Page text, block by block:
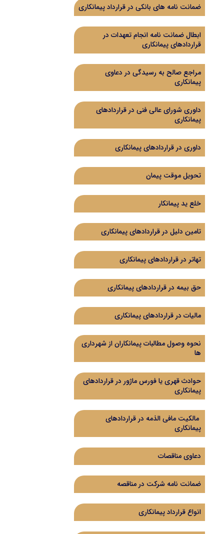
ضمانت نامه های بانکی در قرارداد پیمانکاری
ابطال ضمانت نامه انجام تعهدات در
قراردادهای پیمانکاری
مراجع صالح به رسیدگی در دعاوی
پیمانکاری
داوری شورای عالی فنی در قراردادهای
پیمانکاری
داوری در قراردادهای پیمانکاری
تحویل موقت پیمان
خلع ید پیمانکار
تامین دلیل در قراردادهای پیمانکاری
تهاتر در قراردادهای پیمانکاری
حق بیمه در قراردادهای پیمانکاری
مالیات در قراردادهای پیمانکاری
نحوه وصول مطالبات پیمانکاران از شهرداری
ها
حوادث قهری یا فورس ماژور در قراردادهای
پیمانکاری
مالکیت مافی الذمه در قراردادهای
پیمانکاری
دعاوی مناقصات
ضمانت نامه شرکت در مناقصه
انواع قرارداد پیمانکاری